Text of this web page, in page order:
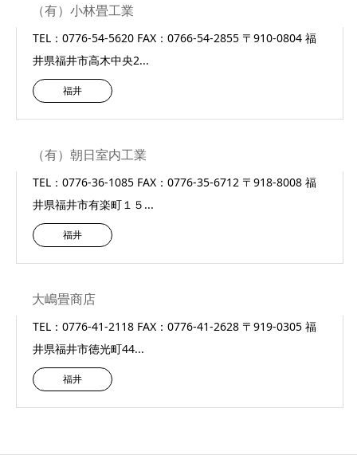
（有）小林畳工業
TEL：0776-54-5620 FAX：0766-54-2855 〒910-0804 福
井県福井市高木中央2...
福井
（有）朝日室内工業
TEL：0776-36-1085 FAX：0776-35-6712 〒918-8008 福
井県福井市有楽町１５...
福井
大嶋畳商店
TEL：0776-41-2118 FAX：0776-41-2628 〒919-0305 福
井県福井市徳光町44...
福井